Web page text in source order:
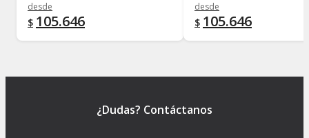
desde
$ 105.646
desde
$ 105.646
¿Dudas? Contáctanos